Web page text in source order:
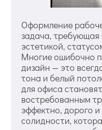
Оформление
задача,
эстетикой,
Многие ошибочно
дизайн — это
тона и белый
для офиса
востребованным
эффектно, дорого
солидности,